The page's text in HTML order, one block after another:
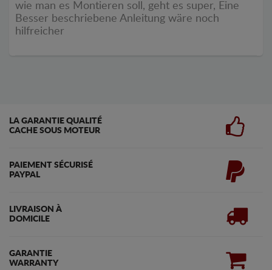
wie man es Montieren soll, geht es super, Eine
Besser beschriebene Anleitung wäre noch
hilfreicher
LA GARANTIE QUALITÉ
CACHE SOUS MOTEUR
PAIEMENT SÉCURISÉ
PAYPAL
LIVRAISON À
DOMICILE
GARANTIE
WARRANTY